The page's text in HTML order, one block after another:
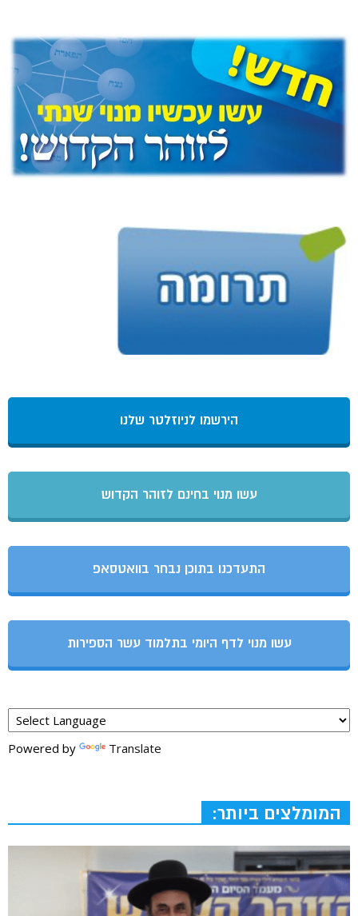
הירשמו לניוזלטר שלנו
עשו מנוי בחינם לזוהר הקדוש
התעדכנו בתוכן נבחר בוואטסאפ
עשו מנוי לדף היומי בתלמוד עשר הספירות
Powered by Translate
המומלצים ביותר: